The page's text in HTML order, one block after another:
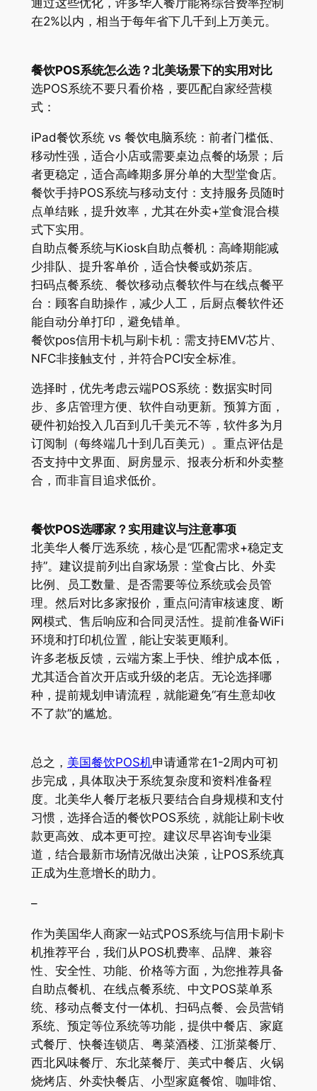
通过这些优化，许多华人餐厅能将综合费率控制
在2%以内，相当于每年省下几千到上万美元。
餐饮POS系统怎么选？北美场景下的实用对比
选POS系统不要只看价格，要匹配自家经营模
式：
iPad餐饮系统 vs 餐饮电脑系统：前者门槛低、
移动性强，适合小店或需要桌边点餐的场景；后
者更稳定，适合高峰期多屏分单的大型堂食店。
餐饮手持POS系统与移动支付：支持服务员随时
点单结账，提升效率，尤其在外卖+堂食混合模
式下实用。
自助点餐系统与Kiosk自助点餐机：高峰期能减
少排队、提升客单价，适合快餐或奶茶店。
扫码点餐系统、餐饮移动点餐软件与在线点餐平
台：顾客自助操作，减少人工，后厨点餐软件还
能自动分单打印，避免错单。
餐饮pos信用卡机与刷卡机：需支持EMV芯片、
NFC非接触支付，并符合PCI安全标准。
选择时，优先考虑云端POS系统：数据实时同
步、多店管理方便、软件自动更新。预算方面，
硬件初始投入几百到几千美元不等，软件多为月
订阅制（每终端几十到几百美元）。重点评估是
否支持中文界面、厨房显示、报表分析和外卖整
合，而非盲目追求低价。
餐饮POS选哪家？实用建议与注意事项
北美华人餐厅选系统，核心是“匹配需求+稳定支
持”。建议提前列出自家场景：堂食占比、外卖
比例、员工数量、是否需要等位系统或会员管
理。然后对比多家报价，重点问清审核速度、断
网模式、售后响应和合同灵活性。提前准备WiFi
环境和打印机位置，能让安装更顺利。
许多老板反馈，云端方案上手快、维护成本低，
尤其适合首次开店或升级的老店。无论选择哪
种，提前规划申请流程，就能避免“有生意却收
不了款”的尴尬。
总之， 美国餐饮POS机申请通常在1-2周内可初
步完成，具体取决于系统复杂度和资料准备程
度。北美华人餐厅老板只要结合自身规模和支付
习惯，选择合适的餐饮POS系统，就能让刷卡收
款更高效、成本更可控。建议尽早咨询专业渠
道，结合最新市场情况做出决策，让POS系统真
正成为生意增长的助力。
–
作为美国华人商家一站式POS系统与信用卡刷卡
机推荐平台，我们从POS机费率、品牌、兼容
性、安全性、功能、价格等方面，为您推荐具备
自助点餐机、在线点餐系统、中文POS菜单系
统、移动点餐支付一体机、扫码点餐、会员营销
系统、预定等位系统等功能，提供中餐店、家庭
式餐厅、快餐连锁店、粤菜酒楼、江浙菜餐厅、
西北风味餐厅、东北菜餐厅、美式中餐店、火锅
烧烤店、外卖快餐店、小型家庭餐馆、咖啡馆、